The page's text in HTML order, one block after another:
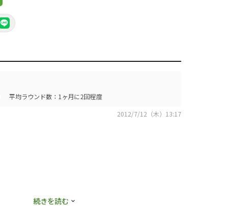
平均ラウンド数：1ヶ月に2回程度
2012/7/12（木）13:17
続きを読む